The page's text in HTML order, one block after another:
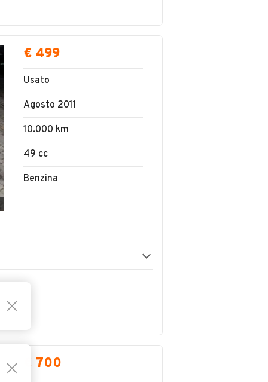
€ 499
Usato
Agosto 2011
10.000 km
49 cc
Benzina
€ 700